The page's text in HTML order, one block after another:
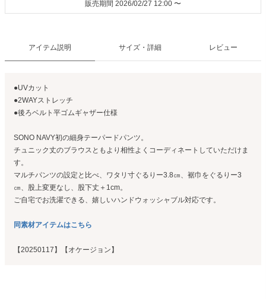
販売期間 2026/02/27 12:00 〜
アイテム説明 サイズ・詳細 レビュー
●UVカット
●2WAYストレッチ
●後ろベルト平ゴムギャザー仕様
SONO NAVY初の細身テーパードパンツ。
チュニック丈のブラウスともより相性よくコーディネートしていただけま
す。
マルチパンツの設定と比べ、ワタリ寸ぐるりー3.8㎝、裾巾をぐるりー3
㎝、股上変更なし、股下丈＋1cm。
ご自宅でお洗濯できる、嬉しいハンドウォッシャブル対応です。
同素材アイテムはこちら
【20250117】【オケージョン】